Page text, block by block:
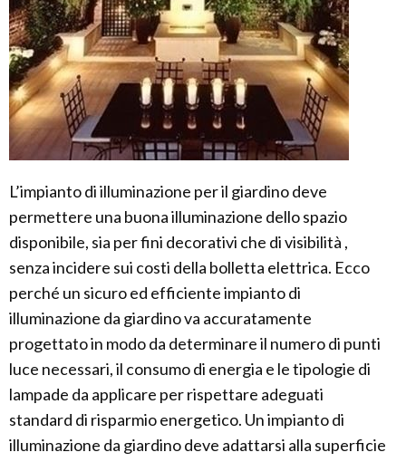
L’impianto di illuminazione per il giardino deve
permettere una buona illuminazione dello spazio
disponibile, sia per fini decorativi che di visibilità ,
senza incidere sui costi della bolletta elettrica. Ecco
perché un sicuro ed efficiente impianto di
illuminazione da giardino va accuratamente
progettato in modo da determinare il numero di punti
luce necessari, il consumo di energia e le tipologie di
lampade da applicare per rispettare adeguati
standard di risparmio energetico. Un impianto di
illuminazione da giardino deve adattarsi alla superficie